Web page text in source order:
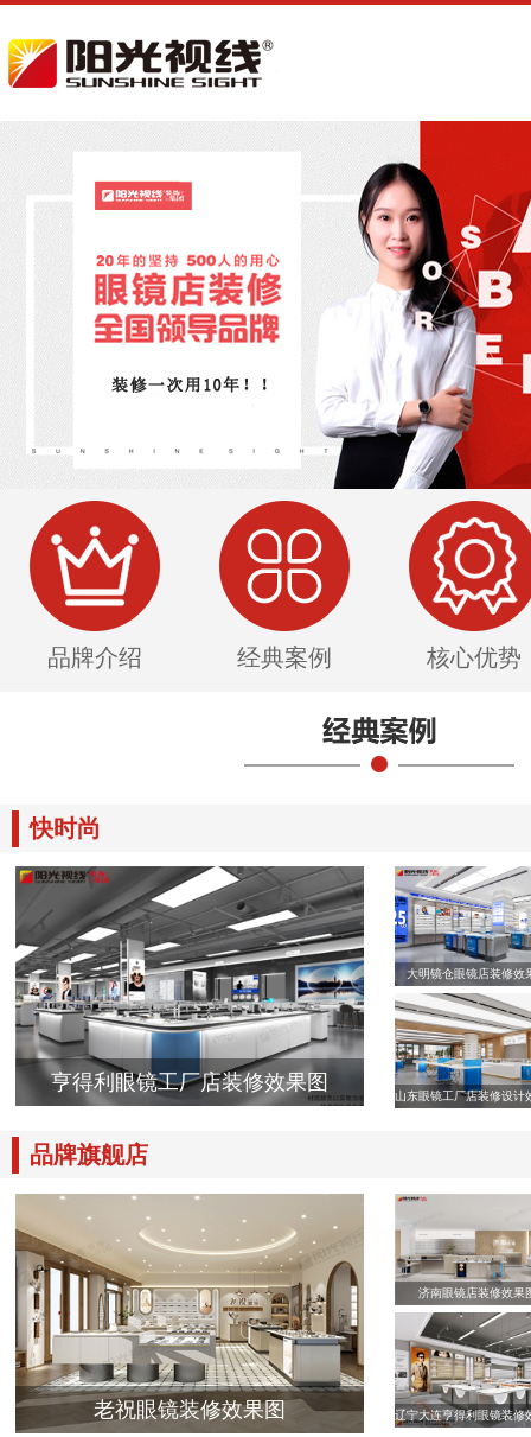
品牌介绍 经典案例 核心优势
快时尚
亨得利眼镜工厂店装修效果图
大明镜仓眼镜店装修效
山东眼镜工厂店装修设计
品牌旗舰店
老祝眼镜装修效果图
济南眼镜店装修效果
辽宁大连亨得利眼镜装修